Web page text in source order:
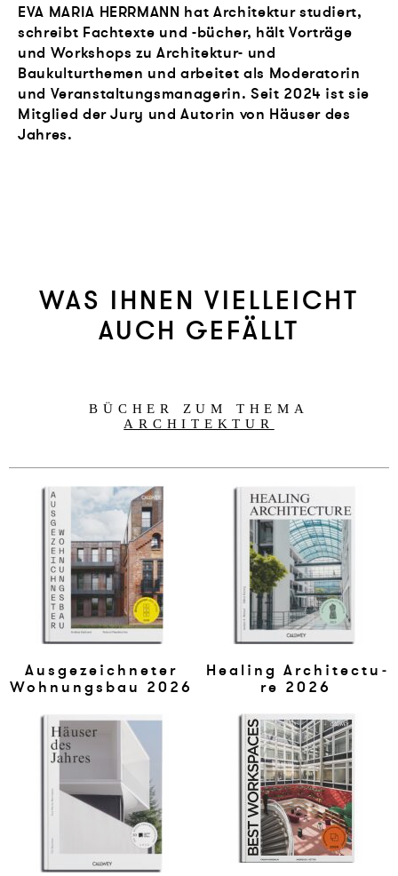
EVA MARIA HERRMANN hat Architektur studiert,
schreibt Fachtexte und -bücher, hält Vorträge
und Workshops zu Architektur- und
Baukulturthemen und arbeitet als Moderatorin
und Veranstaltungsmanagerin. Seit 2024 ist sie
Mitglied der Jury und Autorin von Häuser des
Jahres.
WAS IHNEN VIELLEICHT
AUCH GEFÄLLT
BÜCHER ZUM THEMA
ARCHITEKTUR
Aus­ge­zeich­ne­ter
Woh­n­ungsbau 2026
Hea­ling Ar­chi­tec­tu­
re 2026